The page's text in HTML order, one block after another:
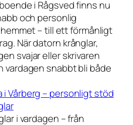
i Rågsved finns nu
och personlig
– till ett förmånligt
När datorn krånglar,
svajar eller skrivaren
vardagen snabbt bli både
i Vårberg – personligt stöd
i vardagen – från